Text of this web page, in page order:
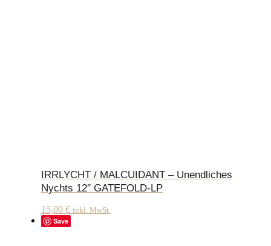
IRRLYCHT / MALCUIDANT – Unendliches
Nychts 12″ GATEFOLD-LP
15,00 € inkl. MwSt.
Save